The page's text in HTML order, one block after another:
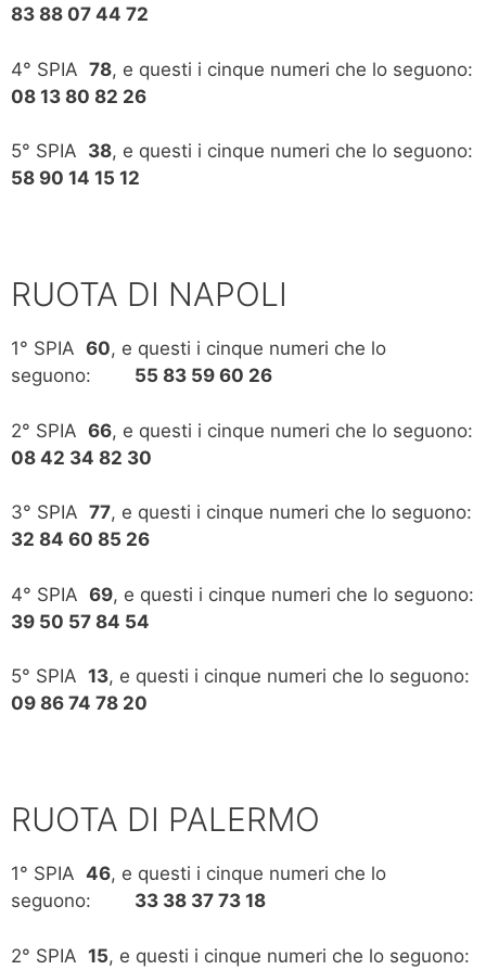
83 88 07 44 72
4° SPIA 78, e questi i cinque numeri che lo seguono:
08 13 80 82 26
5° SPIA 38, e questi i cinque numeri che lo seguono:
58 90 14 15 12
RUOTA DI NAPOLI
1° SPIA 60, e questi i cinque numeri che lo
seguono: 55 83 59 60 26
2° SPIA 66, e questi i cinque numeri che lo seguono:
08 42 34 82 30
3° SPIA 77, e questi i cinque numeri che lo seguono:
32 84 60 85 26
4° SPIA 69, e questi i cinque numeri che lo seguono:
39 50 57 84 54
5° SPIA 13, e questi i cinque numeri che lo seguono:
09 86 74 78 20
RUOTA DI PALERMO
1° SPIA 46, e questi i cinque numeri che lo
seguono: 33 38 37 73 18
2° SPIA 15, e questi i cinque numeri che lo seguono: